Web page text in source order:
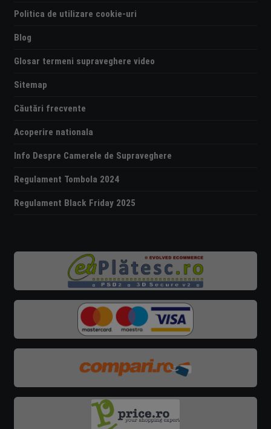
Politica de utilizare cookie-uri
Blog
Glosar termeni supraveghere video
Sitemap
Căutări frecvente
Acoperire nationala
Info Despre Camerele de Supraveghere
Regulament Tombola 2024
Regulament Black Friday 2025